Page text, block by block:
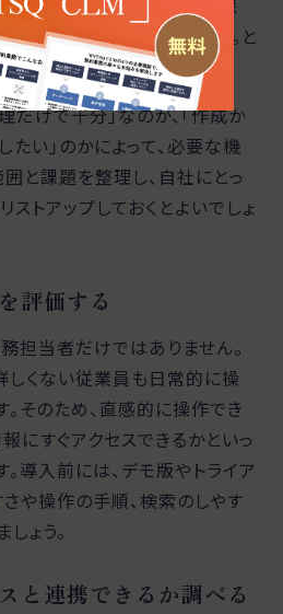
、さまざまな機能があります。と
とは限りません。
だけで十分」なのか、「作成か
い」のかによって、必要な機
と課題を整理し、自社にとっ
トアップしておくとよいでしょ
評価する
担当者だけではありません。
しくない従業員も日常的に操
そのため、直感的に操作でき
にすぐアクセスできるかといっ
導入前には、デモ版やトライア
や操作の手順、検索のしやす
ょう。
と連携できるか調べる